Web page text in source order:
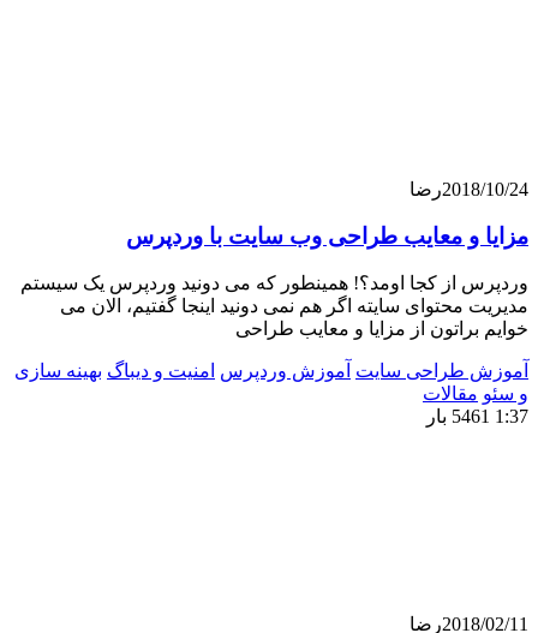
رضا
و معایب طراحی وب سایت با وردپرس
از کجا اومد؟! همینطور که می دونید وردپرس یک سیستم
سایته اگر هم نمی دونید اینجا گفتیم، الان می
از مزایا و معایب طراحی
طراحی سایت آموزش وردپرس امنیت و دیباگ بهینه سازی
رضا